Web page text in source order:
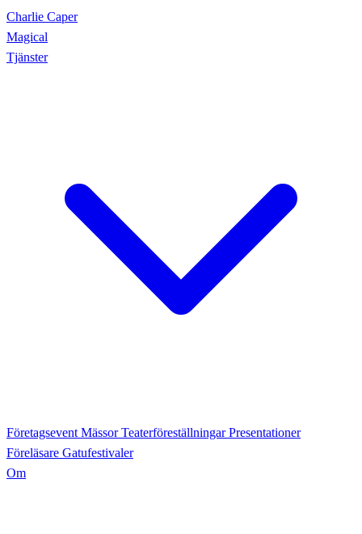
Charlie Caper
Magical
Tjänster
Företagsevent MässorTeaterföreställningarPresentationer
Föreläsare Gatufestivaler
Om